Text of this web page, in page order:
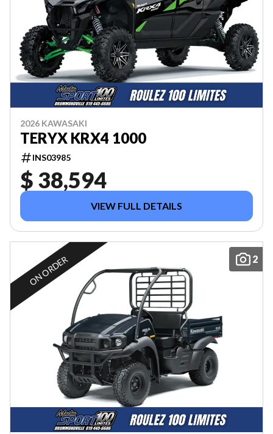
2026 KAWASAKI
TERYX KRX4 1000
INS03985
$ 38,594
VIEW FULL DETAILS
2
ON ORDER